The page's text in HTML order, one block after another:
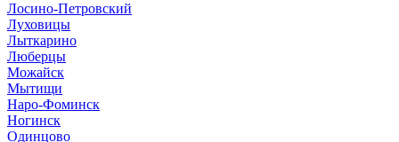
Лосино-Петровский
Луховицы
Лыткарино
Люберцы
Можайск
Мытищи
Наро-Фоминск
Ногинск
Одинцово